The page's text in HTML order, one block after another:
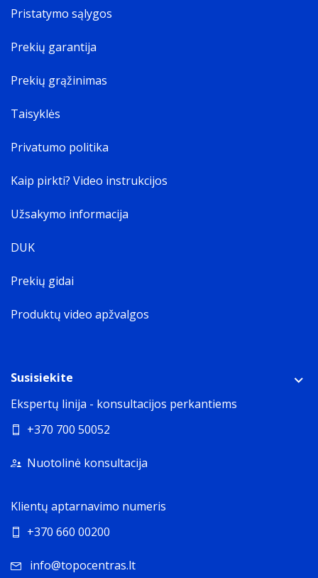
Kiekvienas valdiklis palaiko iki 500 plokščių.
*sužinokite, ar užteks maitinimo galios kombinuojant skirtingų
formų šviesos plokštes
Pristatymo sąlygos
Prekių garantija
Prekių grąžinimas
Taisyklės
Privatumo politika
Kaip pirkti? Video instrukcijos
Užsakymo informacija
DUK
Prekių gidai
Produktų video apžvalgos
Susisiekite
Ekspertų linija - konsultacijos perkantiems
+370 700 50052
Nuotolinė konsultacija
Klientų aptarnavimo numeris
+370 660 00200
info@topocentras.lt